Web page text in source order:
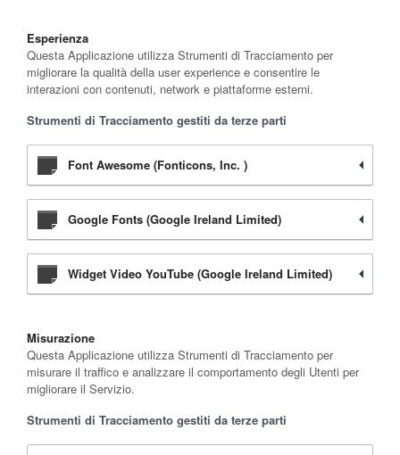
Esperienza
Questa Applicazione utilizza Strumenti di Tracciamento per
migliorare la qualità della user experience e consentire le
interazioni con contenuti, network e piattaforme esterni.
Strumenti di Tracciamento gestiti da terze parti
Font Awesome (Fonticons, Inc. )
Google Fonts (Google Ireland Limited)
Widget Video YouTube (Google Ireland Limited)
Misurazione
Questa Applicazione utilizza Strumenti di Tracciamento per
misurare il traffico e analizzare il comportamento degli Utenti per
migliorare il Servizio.
Strumenti di Tracciamento gestiti da terze parti